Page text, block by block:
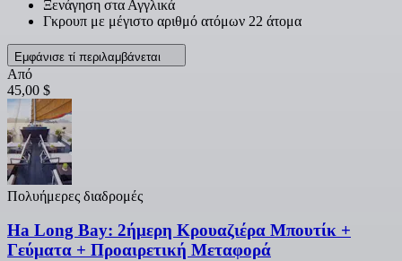
Ξενάγηση στα Αγγλικά
Γκρουπ με μέγιστο αριθμό ατόμων 22 άτομα
Εμφάνισε τί περιλαμβάνεται
Από
45,00 $
Πολυήμερες διαδρομές
Ha Long Bay: 2ήμερη Κρουαζιέρα Μπουτίκ +
Γεύματα + Προαιρετική Μεταφορά